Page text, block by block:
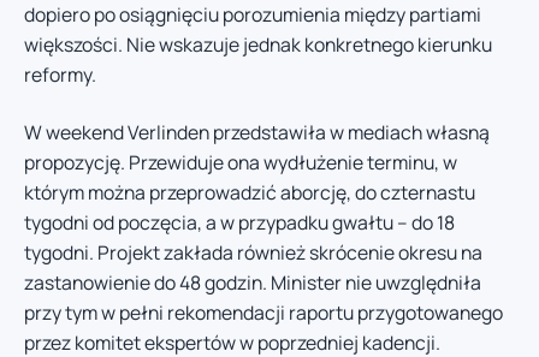
dopiero po osiągnięciu porozumienia między partiami
większości. Nie wskazuje jednak konkretnego kierunku
reformy.
W weekend Verlinden przedstawiła w mediach własną
propozycję. Przewiduje ona wydłużenie terminu, w
którym można przeprowadzić aborcję, do czternastu
tygodni od poczęcia, a w przypadku gwałtu – do 18
tygodni. Projekt zakłada również skrócenie okresu na
zastanowienie do 48 godzin. Minister nie uwzględniła
przy tym w pełni rekomendacji raportu przygotowanego
przez komitet ekspertów w poprzedniej kadencji.